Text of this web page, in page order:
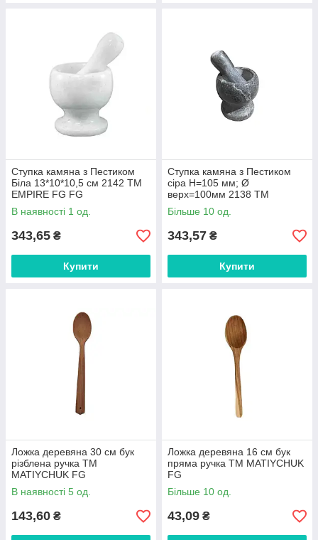
Ступка камяна з Пестиком
Біла 13*10*10,5 см 2142 ТМ
EMPIRE FG FG
В наявності 1 од.
343,65 ₴
Купити
Ступка камяна з Пестиком
сіра Н=105 мм; Ø
верх=100мм 2138 ТМ
EMPIRE FG
Більше 10 од.
343,57 ₴
Купити
Ложка деревяна 30 см бук
різблена ручка ТМ
MATIYCHUK FG
В наявності 5 од.
143,60 ₴
Ложка деревяна 16 см бук
пряма ручка ТМ MATIYCHUK
FG
Більше 10 од.
43,09 ₴